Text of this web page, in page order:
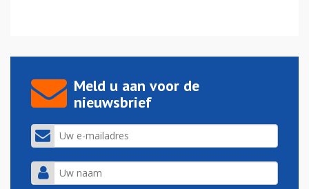
Meld u aan voor de
nieuwsbrief